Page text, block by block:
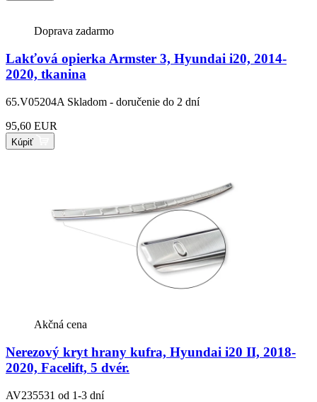
Doprava zadarmo
Lakťová opierka Armster 3, Hyundai i20, 2014-
2020, tkanina
65.V05204A Skladom - doručenie do 2 dní
95,60 EUR
Kúpiť
Akčná cena
Nerezový kryt hrany kufra, Hyundai i20 II, 2018-
2020, Facelift, 5 dvér.
AV235531 od 1-3 dní